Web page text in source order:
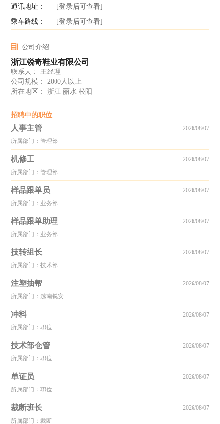
通讯地址：
[登录后可查看]
乘车路线：
[登录后可查看]
公司介绍
浙江锐奇鞋业有限公司
联系人： 王经理
公司规模： 2000人以上
所在地区： 浙江 丽水 松阳
招聘中的职位
人事主管
所属部门：管理部
2026/08/07
机修工
所属部门：管理部
2026/08/07
样品跟单员
所属部门：业务部
2026/08/07
样品跟单助理
所属部门：业务部
2026/08/07
技转组长
所属部门：技术部
2026/08/07
注塑抽帮
所属部门：越南锐安
2026/08/07
冲料
所属部门：职位
2026/08/07
技术部仓管
所属部门：职位
2026/08/07
单证员
所属部门：职位
2026/08/07
裁断班长
所属部门：裁断
2026/08/07